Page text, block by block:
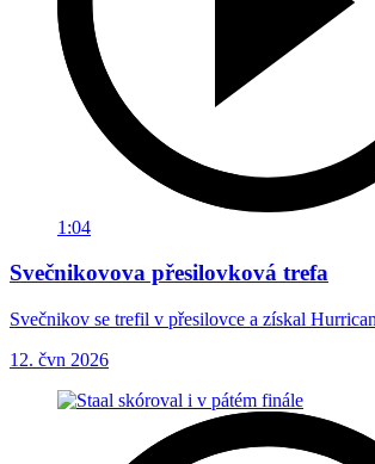
1:04
Svečnikovova přesilovková trefa
Svečnikov se trefil v přesilovce a získal
12. čvn 2026